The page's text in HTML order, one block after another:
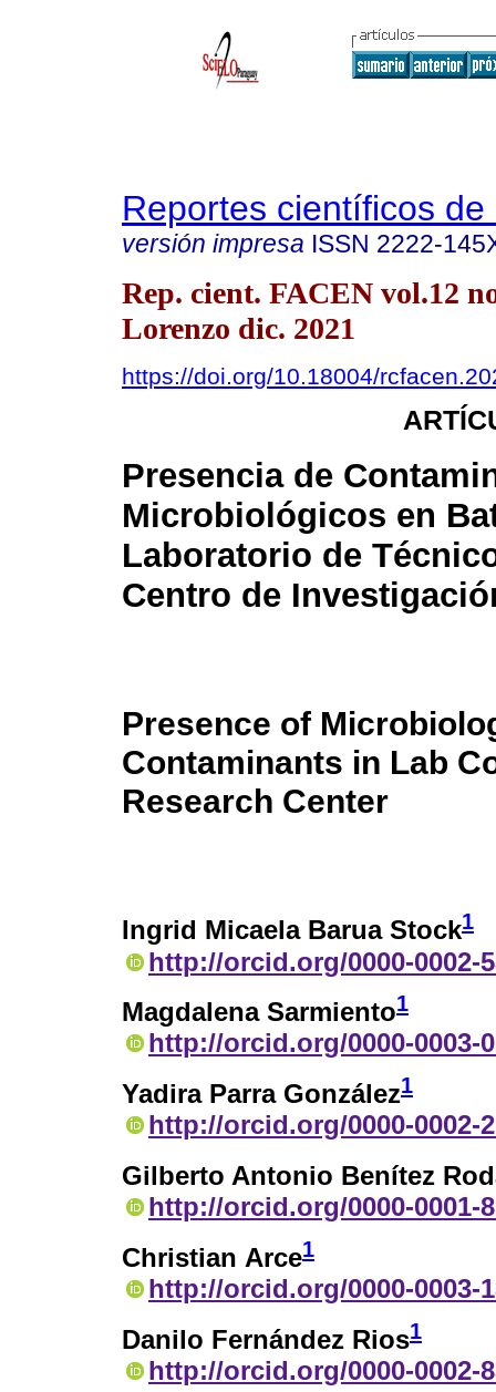
Reportes científicos de
versión impresa ISSN 2222-
Rep. cient. FACEN vol.12
Lorenzo dic. 2021
https://doi.org/10.18004/
Presencia de
Microbiológicos en
Laboratorio de
Centro de
Presence of
Contaminants in Lab
Research Center
Ingrid Micaela Barua Stock1
http://orcid.org/0000-0002-
Magdalena Sarmiento1
http://orcid.org/0000-0003-
Yadira Parra González1
http://orcid.org/0000-0002-
Gilberto Antonio Benítez
http://orcid.org/0000-0001-
Christian Arce1
http://orcid.org/0000-0003-
Danilo Fernández Rios1
http://orcid.org/0000-0002-